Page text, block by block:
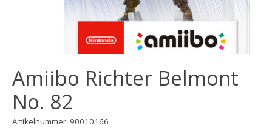
Amiibo Richter Belmont
No. 82
Artikelnummer: 90010166